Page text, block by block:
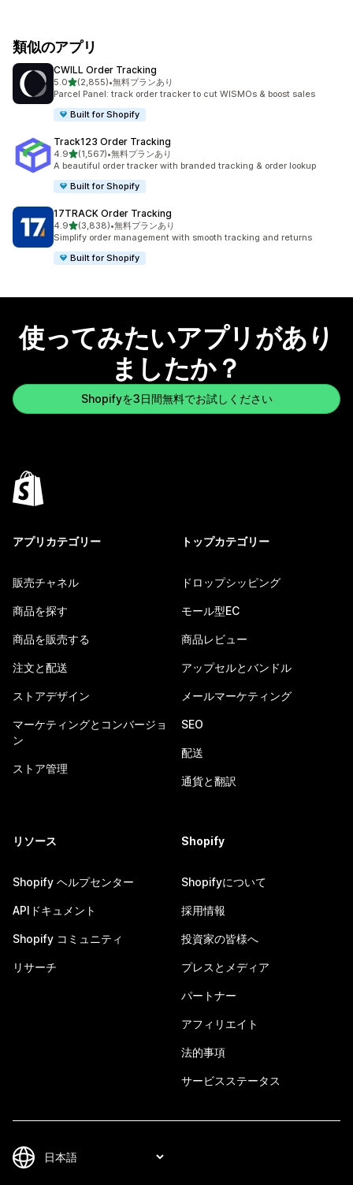
類似のアプリ
CWILL Order Tracking
5.05つ星中
(2,855)
合計レビュー数：2855件
•無料プランあり
Parcel Panel: track order tracker to cut WISMOs & boost sales
Built for Shopify
Track123 Order Tracking
4.95つ星中
(1,567)
合計レビュー数：1567件
•無料プランあり
A beautiful order tracker with branded tracking & order lookup
Built for Shopify
17TRACK Order Tracking
4.95つ星中
(3,838)
合計レビュー数：3838件
•無料プランあり
Simplify order management with smooth tracking and returns
Built for Shopify
使ってみたいアプリがあり
ましたか？
Shopifyを3日間無料でお試しください
アプリカテゴリー
販売チャネル
商品を探す
商品を販売する
注文と配送
ストアデザイン
マーケティングとコンバージョ
ン
ストア管理
トップカテゴリー
ドロップシッピング
モール型EC
商品レビュー
アップセルとバンドル
メールマーケティング
SEO
配送
通貨と翻訳
リソース
Shopify ヘルプセンター
APIドキュメント
Shopify コミュニティ
リサーチ
Shopify
Shopifyについて
採用情報
投資家の皆様へ
プレスとメディア
パートナー
アフィリエイト
法的事項
サービスステータス